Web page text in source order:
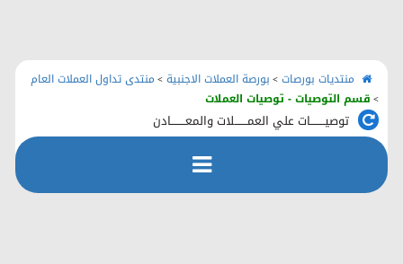
منتديات بورصات > بورصة العملات الاجنبية > منتدى تداول العملات العام
> قسم التوصيات - توصيات العملات
توصيــــــــات علي العمـــــــلات والمعــــــــادن